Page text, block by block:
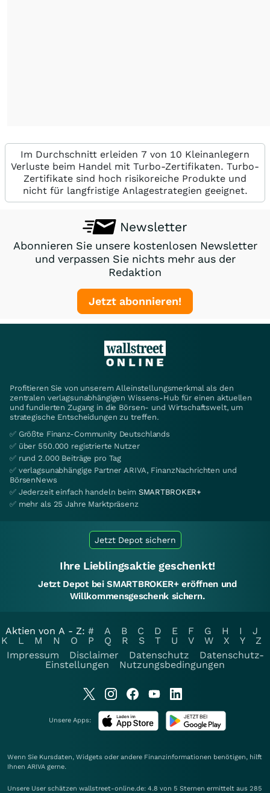
Im Durchschnitt erleiden 7 von 10 Kleinanlegern
Verluste beim Handel mit Turbo-Zertifikaten. Turbo-
Zertifikate sind hoch risikoreiche Produkte und
nicht für langfristige Anlagestrategien geeignet.
Newsletter
Abonnieren Sie unsere kostenlosen Newsletter
und verpassen Sie nichts mehr aus der
Redaktion
Jetzt abonnieren!
Profitieren Sie von unserem Alleinstellungsmerkmal als den
zentralen verlagsunabhängigen Wissens-Hub für einen aktuellen
und fundierten Zugang in die Börsen- und Wirtschaftswelt, um
strategische Entscheidungen zu treffen.
✅ Größte Finanz-Community Deutschlands
✅ über 550.000 registrierte Nutzer
✅ rund 2.000 Beiträge pro Tag
✅ verlagsunabhängige Partner ARIVA, FinanzNachrichten und
BörsenNews
✅ Jederzeit einfach handeln beim SMARTBROKER+
✅ mehr als 25 Jahre Marktpräsenz
Jetzt Depot sichern
Ihre Lieblingsaktie geschenkt!
Jetzt Depot bei SMARTBROKER+ eröffnen und
Willkommensgeschenk sichern.
Aktien von A - Z: # A B C D E F G H I
J
K
L M N O P Q R S T U V W X Y
Z
Impressum
Disclaimer Datenschutz
Datenschutz-
Einstellungen
Nutzungsbedingungen
Unsere Apps:
Wenn Sie Kursdaten, Widgets oder andere Finanzinformationen benötigen, hilft
Ihnen ARIVA gerne.
Unsere User schätzen wallstreet-online.de: 4.8 von 5 Sternen ermittelt aus 285